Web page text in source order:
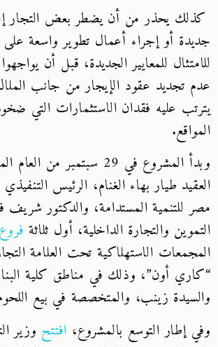
كذلك يحذر من أن يضطر بعض التجار
جديدة أو إجراء أعمال تطوير واسعة
للامتثال للمعايير الجديدة، قبل أن
عدم تجديد عقود الإيجار من جانب
يترتب عليه فقدان الاستثمارات التي
المواقع.
وبدأ المشروع في 29 سبتمبر من العام الماضي، حين
العقيد طيار بهاء الغنام، الرئيس
مصر للتنمية المستدامة، والدكتور شريف
التموين والتجارة الداخلية، أول ثلاثة فروع
المجمعات الاستهلاكية تحت العلامة
“كاري أون”، وذلك في مناطق كلية
والسيدة زينب، والمتخصصة في بيع
وفي إطار التوسع بالمشروع، افتتح وزير